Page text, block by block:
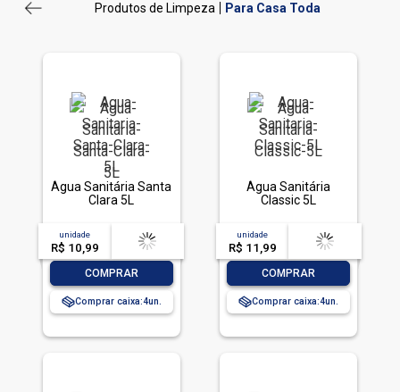
Produtos de Limpeza Para Casa Toda
Água Sanitária Santa
Clara 5L
unidade
R$ 10,99
acima de
-- --,--un.
COMPRAR
Comprar caixa:4
Água Sanitária
Classic 5L
unidade
R$ 11,99
acima de
-- --,--un.
COMPRAR
Comprar caixa:4